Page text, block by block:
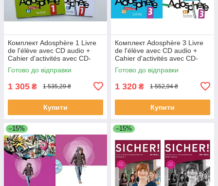
Комплект Adosphère 1 Livre
de l'élève avec CD audio +
Cahier d'activités avec CD-
ROM (оригинал)
Готово до відправки
1 305 ₴ 1 535,29 ₴
Купити
Комплект Adosphère 3 Livre
de l'élève avec CD audio +
Cahier d'activités avec CD-
ROM (оригинал)
Готово до відправки
1 320 ₴ 1 552,94 ₴
Купити
–15% –15%